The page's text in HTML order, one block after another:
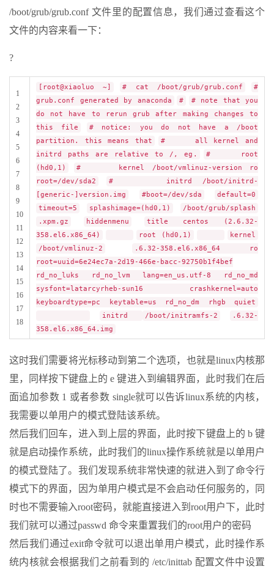
/boot/grub/grub.conf 文件里的配置信息，我们通过查看这个
文件的内容来看一下：
?
1
2
3
4
5
6
7
8
9
10
11
12
13
14
15
16
17
18
[root@xiaoluo ~] # cat /boot/grub/grub.conf
#
grub.conf generated by anaconda
#
# note that you
do not have to rerun grub after making changes to
this file
# notice: you do not have a /boot
partition. this means that
# all kernel and
initrd paths are relative to /, eg.
# root
(hd0,1)
# kernel /boot/vmlinuz-version ro
root=/dev/sda2
# initrd /boot/initrd-
[generic-]version.img
#boot=/dev/sda
default=0
timeout=5
splashimage=(hd0,1)
/boot/grub/splash
.xpm.gz
hiddenmenu
title centos (2.6.32-
358.el6.x86_64)
root (hd0,1)
kernel
/boot/vmlinuz-2
.6.32-358.el6.x86_64 ro
root=uuid=6e24ec7a-2d19-466e-bacc-92750b1f4bef
rd_no_luks rd_no_lvm lang=en_us.utf-8 rd_no_md
sysfont=latarcyrheb-sun16 crashkernel=auto
keyboardtype=pc keytable=us rd_no_dm rhgb quiet
initrd
/boot/initramfs-2
.6.32-
358.el6.x86_64.img
这时我们需要将光标移动到第二个选项，也就是linux内核那
里，同样按下键盘上的 e 键进入到编辑界面，此时我们在后
面追加参数 1 或者参数 single就可以告诉linux系统的内核，
我需要以单用户的模式登陆该系统。
然后我们回车，进入到上层的界面，此时按下键盘上的 b 键
就是启动操作系统，此时我们的linux操作系统就是以单用户
的模式登陆了。我们发现系统非常快速的就进入到了命令行
模式下的界面，因为单用户模式是不会启动任何服务的，同
时也不需要输入root密码，就能直接进入到root用户下，此时
我们就可以通过passwd 命令来重置我们的root用户的密码
然后我们通过exit命令就可以退出单用户模式，此时操作系
统内核就会根据我们之前看到的 /etc/inittab 配置文件中设置